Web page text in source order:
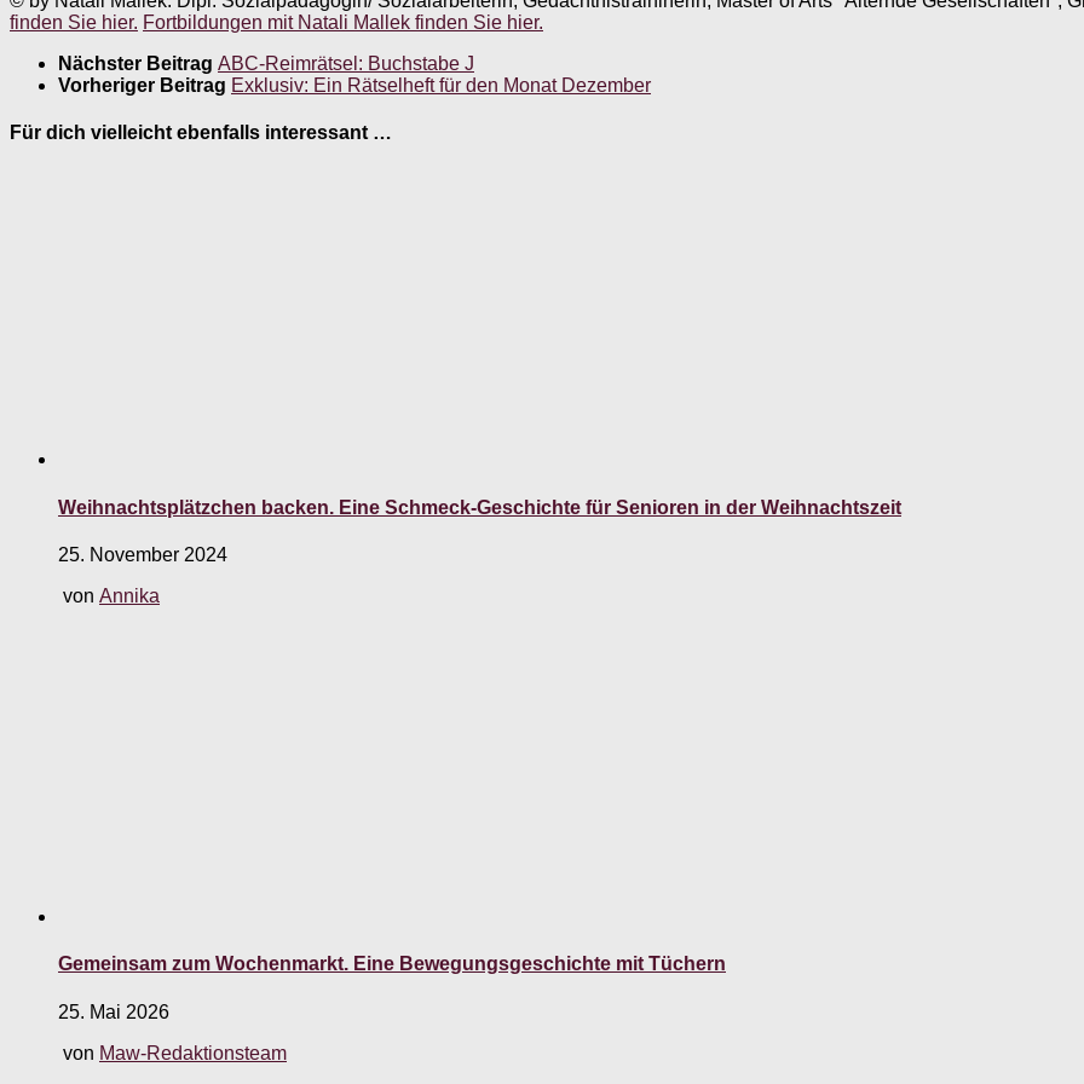
finden Sie hier. Fortbildungen mit Natali Mallek finden Sie hier.
Nächster Beitrag ABC-Reimrätsel: Buchstabe J
Vorheriger Beitrag Exklusiv: Ein Rätselheft für den Monat Dezember
Für dich vielleicht ebenfalls interessant …
Weihnachtsplätzchen backen. Eine Schmeck-Geschichte für Senioren in der Weihnachtszeit
25. November 2024
von Annika
Gemeinsam zum Wochenmarkt. Eine Bewegungsgeschichte mit Tüchern
25. Mai 2026
von Maw-Redaktionsteam